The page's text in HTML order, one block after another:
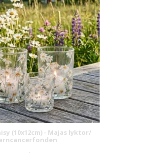
(10x12cm) - Majas lyktor/